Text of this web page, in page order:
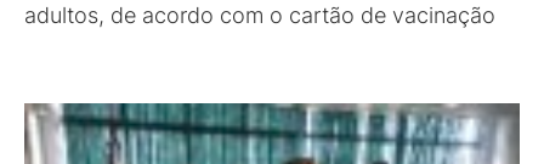
adultos, de acordo com o cartão de vacinação